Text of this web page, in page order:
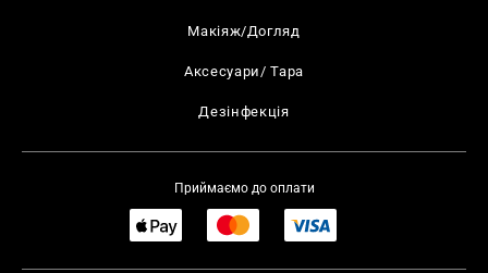
Макіяж/Догляд
Аксесуари/ Тара
Дезінфекція
Приймаємо до оплати